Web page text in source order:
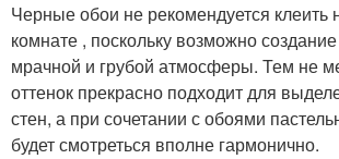
Черные обои не рекомендуется клеить
комнате , поскольку возможно
мрачной и грубой атмосферы. Тем не
оттенок прекрасно подходит для
стен, а при сочетании с обоями
будет смотреться вполне гармонично.